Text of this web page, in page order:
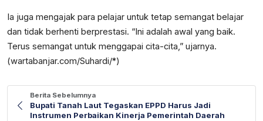
Ia juga mengajak para pelajar untuk tetap semangat belajar
dan tidak berhenti berprestasi. “Ini adalah awal yang baik.
Terus semangat untuk menggapai cita-cita,” ujarnya.
(wartabanjar.com/Suhardi/*)
Berita Sebelumnya
Bupati Tanah Laut Tegaskan EPPD Harus Jadi
Instrumen Perbaikan Kinerja Pemerintah Daerah